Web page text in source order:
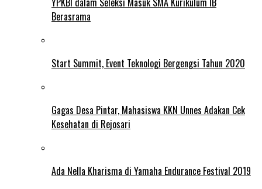
Berasrama
Start Summit, Event Teknologi Bergengsi Tahun 2020
Gagas Desa Pintar, Mahasiswa KKN Unnes Adakan Cek
Kesehatan di Rejosari
Ada Nella Kharisma di Yamaha Endurance Festival 2019